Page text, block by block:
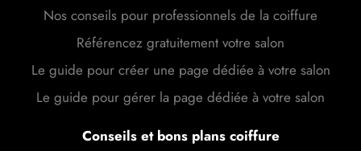
Nos conseils pour professionnels de la coiffure
Référencez gratuitement votre salon
Le guide pour créer une page dédiée à votre salon
Le guide pour gérer la page dédiée à votre salon
Conseils et bons plans coiffure